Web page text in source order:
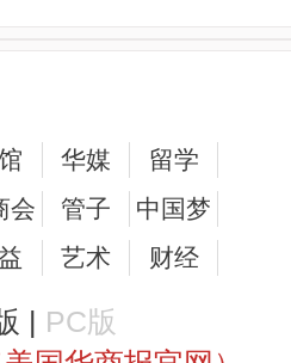
华媒
留学
会 管子
中国梦
艺术 财经
| PC版